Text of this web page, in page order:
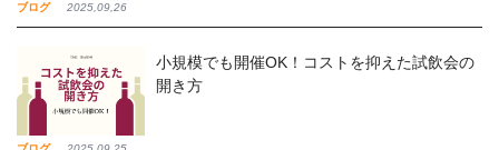
ブログ 2025,09,26
小規模でも開催OK！コストを抑えた試飲会の
開き方